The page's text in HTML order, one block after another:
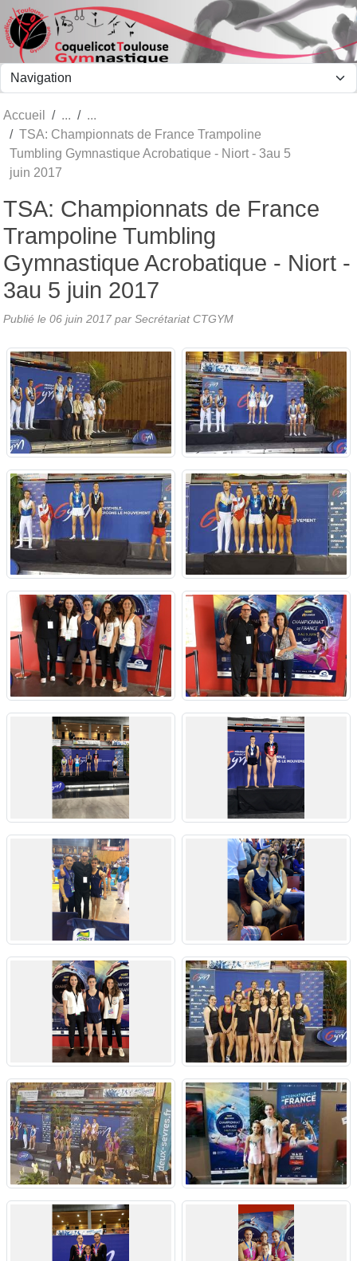
Accueil
TSA: Championnats de France Trampoline
Tumbling Gymnastique Acrobatique - Niort - 3au 5
juin 2017
TSA: Championnats de France
Trampoline Tumbling
Gymnastique Acrobatique - Niort -
3au 5 juin 2017
Publié le 06 juin 2017 par Secrétariat CTGYM
Panneau de gestion des cookies